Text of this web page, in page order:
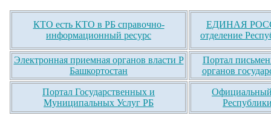
КТО есть КТО в РБ справочно-
информационный ресурс
ЕДИНАЯ
отделение
Электронная приемная органов власти Р
Башкортостан
Портал
органов
Портал Государственных и
Муниципальных Услуг РБ
Официальный